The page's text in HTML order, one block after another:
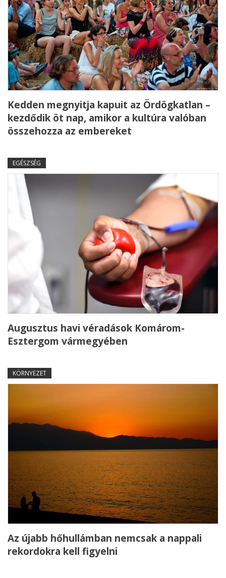
Kedden megnyitja kapuit az Ördögkatlan –
kezdődik öt nap, amikor a kultúra valóban
összehozza az embereket
EGÉSZSÉG
Augusztus havi véradások Komárom-
Esztergom vármegyében
KÖRNYEZET
Az újabb hőhullámban nemcsak a nappali
rekordokra kell figyelni